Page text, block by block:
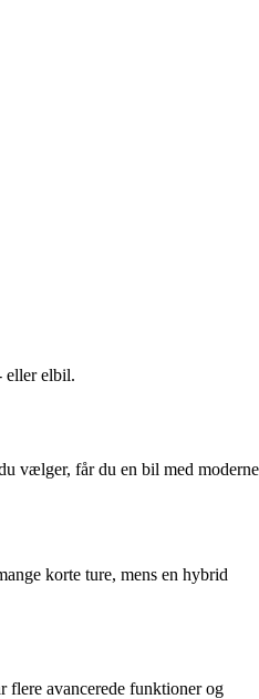
eller elbil.
vælger, får du en bil med moderne
korte ture, mens en hybrid
avancerede funktioner og